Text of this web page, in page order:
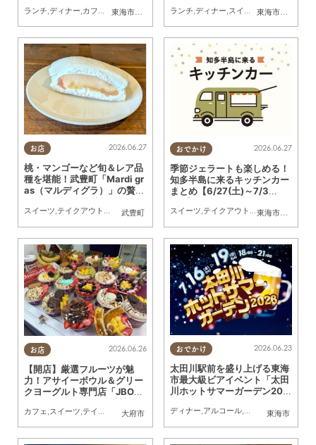
東海市
,大府市 知多市,東浦町,阿久比町 ,半田市,常滑市
記事
ランチ ディナー カフェ スイーツ 観光, まとめ記事 東海市
,大府市
レット店舗！
ランチ ディナー スイーツ ,テイクアウト
お店
武豊町
2026.06.27
桃・マンゴーなど旬＆レア品
種を堪能！武豊町「Mardi gr
as（マルディグラ）」の贅沢
フルーツサンドがすごい
スイーツ テイクアウト ドライブ,行ってみたレポ,家族,カップル ,おひとりさま
おでかけ
東海市
,大府市
2026.06.27
季節ジェラートも楽しめる！
知多半島に来るキッチンカー
まとめ【6/27(土)～7/3
スイーツ,テイクアウト ,キッチンカー
お店
大府市
2026.06.26
【開店】厳選フルーツが魅
力！アサイーボウル＆グリー
クヨーグルト専門店「JBOW
が6/15(月)オープン
カフェ,スイーツ,テイクアウト ,開店 専門店,おひとりさま,友人 KURUTOHP
おでかけ
東海市
2026.06.23
太田川駅前を盛り上げる東海
市最大級ビアイベント「太田
川ホットサマーガーデン202
ちたまる広告
ディナー,アルコール,スイーツ,テイクア